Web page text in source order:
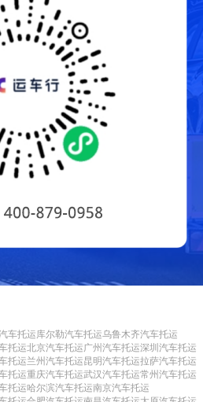
车托运库尔勒汽车托运乌鲁木齐汽车托运
托运北京汽车托运广州汽车托运深圳汽车托运
托运兰州汽车托运昆明汽车托运拉萨汽车托运
托运重庆汽车托运武汉汽车托运常州汽车托运
托运哈尔滨汽车托运南京汽车托运